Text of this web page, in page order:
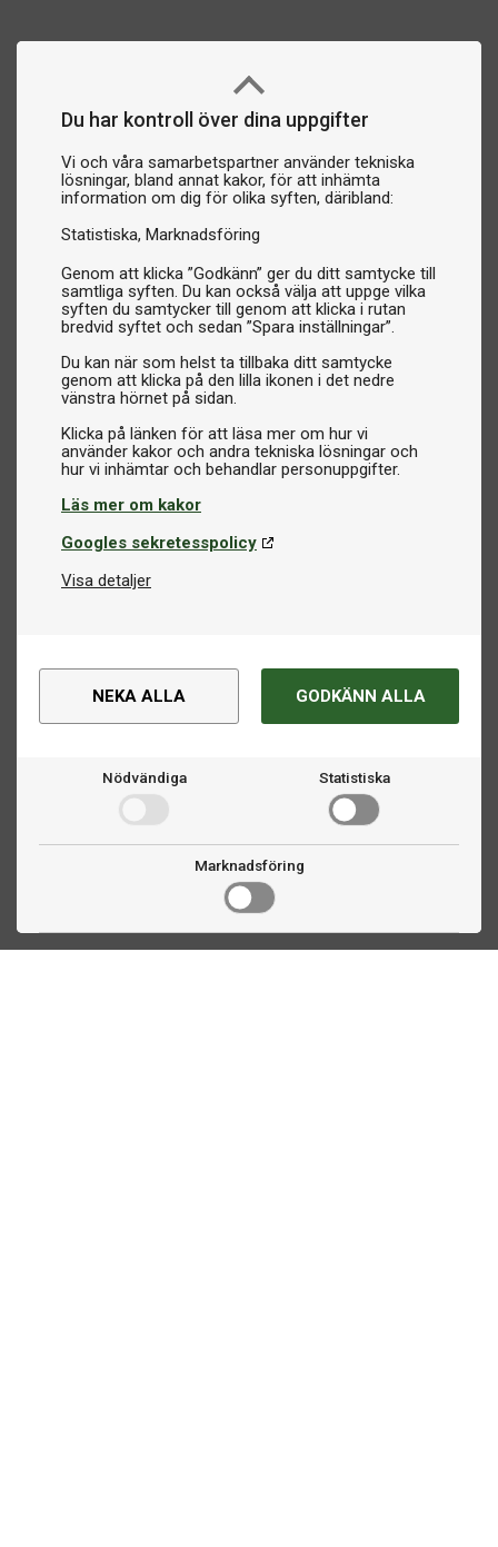
Du har kontroll över dina uppgifter
Vi och våra samarbetspartner använder tekniska
lösningar, bland annat kakor, för att inhämta
information om dig för olika syften, däribland:
Statistiska Marknadsföring
Genom att klicka ”Godkänn” ger du ditt samtycke till
samtliga syften. Du kan också välja att uppge vilka
syften du samtycker till genom att klicka i rutan
bredvid syftet och sedan ”Spara inställningar”.
Du kan när som helst ta tillbaka ditt samtycke
genom att klicka på den lilla ikonen i det nedre
vänstra hörnet på sidan.
Klicka på länken för att läsa mer om hur vi
använder kakor och andra tekniska lösningar och
Läs mer om kakor
Googles sekretesspolicy
Visa detaljer
NEKA ALLA GODKÄNN ALLA
Nödvändiga Statistiska
Marknadsföring